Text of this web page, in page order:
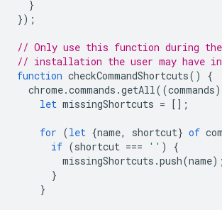
}
});
// Only use this function during
// installation the user may have
function checkCommandShortcuts()
{
chrome.commands .getAll((commands)
let missingShortcuts = [];
for (let {name, shortcut} of
if (shortcut === '' )
{
missingShortcuts .push(name);
}
}